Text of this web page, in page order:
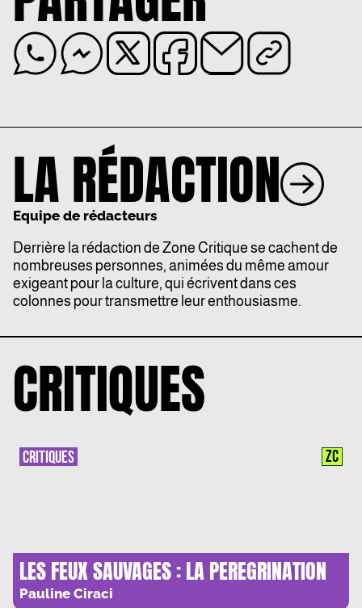
LA RÉDACTION
Equipe de rédacteurs
Derrière la rédaction de Zone Critique se cachent de
nombreuses personnes, animées du même amour
exigeant pour la culture, qui écrivent dans ces
colonnes pour transmettre leur enthousiasme.
CRITIQUES
LES FEUX SAUVAGES : LA PEREGRINATION
VERS L’AUTRE
Pauline Ciraci
CRITIQUES ZC